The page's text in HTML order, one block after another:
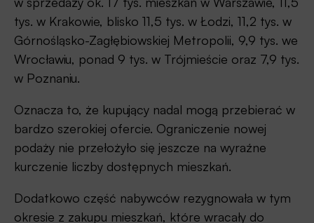
tys. w Krakowie, blisko 11,5 tys. w Łodzi, 11,2 tys. w
Górnośląsko-Zagłębiowskiej Metropolii, 9,9 tys. we
Wrocławiu, ponad 9 tys. w Trójmieście oraz 7,9 tys.
w Poznaniu.
Oznacza to, że kupujący nadal mogą przebierać w
bardzo szerokiej ofercie. Ograniczenie nowej
podaży nie przełożyło się jeszcze na wyraźne
kurczenie liczby dostępnych mieszkań.
Dodatkowo część nabywców rezygnowała w tym
okresie z zakupu mieszkań, które wracały do